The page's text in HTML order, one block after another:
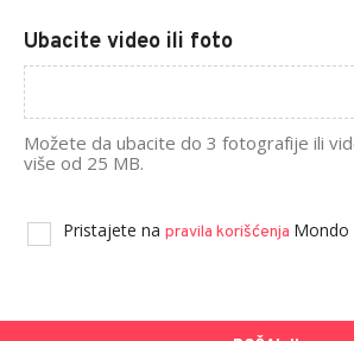
Ubacite video ili foto
Možete da ubacite do 3 fotografije ili
više od 25 MB.
Pristajete na pravila korišćenja Mondo